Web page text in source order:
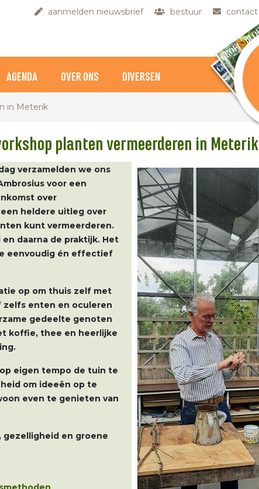
aanmelden nieuwsbrief bestuur contact
AGENDA OVER ONS DIVERSEN
in Meterik
planten vermeerderen in Meterik
verzamelden we ons
voor een
over
heldere uitleg over
kunt vermeerderen.
daarna de praktijk. Het
eenvoudig én effectief
op om thuis zelf met
zelfs enten en oculeren
gedeelte genoten
koffie, thee en heerlijke
eigen tempo de tuin te
om ideeën op te
even te genieten van
gezelligheid en groene